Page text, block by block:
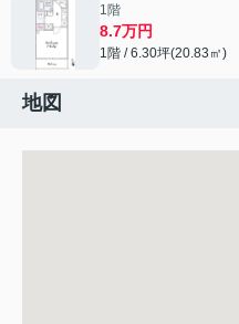
1階
8.7万円
1階 / 6.30坪(20.83㎡)
地図